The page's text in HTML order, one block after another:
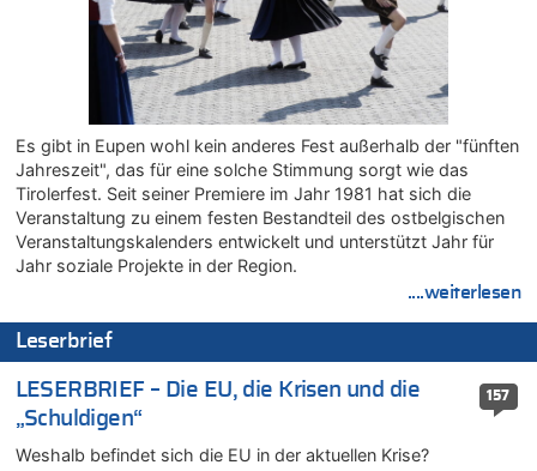
Teufel vorgestellt: „Ist mir eine große Ehre“
07.08.2026 - 15:06 von Wolfgang2 zu
Kollision zwischen Autofahrer und Radfahrer an RAVeL-Weg
07.08.2026 - 14:35 von Vorfahrt zu
In Belgien missachten zwei von drei Autofahrern das
Tempolimit in 30er-Zonen – Untersuchung von Vias
07.08.2026 - 14:33 von Ostbelgien Direkt zu
Offiziell: Van Bommel wird Belgiens Nationaltrainer
07.08.2026 - 13:39 von alter weißer mann zu
Zurück an den Rhein: Hendrich wechselt zum 1. FC Köln
Aachen ab 11. August wieder Mekka des Pferdesports –
07.08.2026 - 13:31 von Guido Scholzen zu
Wasserstand des Rheins in NRW so niedrig wie noch nie
07.08.2026 - 13:23 von JoKrings zu
Es gibt in Eupen wohl kein anderes Fest außerhalb der "fünften
Jahreszeit", das für eine solche Stimmung sorgt wie das
Tirolerfest. Seit seiner Premiere im Jahr 1981 hat sich die
Veranstaltung zu einem festen Bestandteil des ostbelgischen
Veranstaltungskalenders entwickelt und unterstützt Jahr für
Jahr soziale Projekte in der Region.
....weiterlesen
Leserbrief
157
LESERBRIEF – Die EU, die Krisen und die
„Schuldigen“
Weshalb befindet sich die EU in der aktuellen Krise?